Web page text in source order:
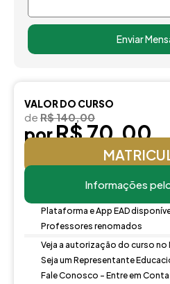
Enviar
VALOR DO CURSO
de R$ 140,00
porR$ 70,00
Informações
Plataforma e App EAD
Professores renomados
Veja a autorização do curso no
Seja um Representante
Fale Conosco - Entre em